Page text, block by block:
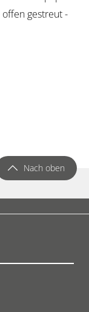
gestreut -
Nach oben